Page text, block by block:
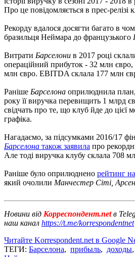
Про це повідомляється в прес-релізі
Рекорду вдалося досягти багато в
бразильця Неймара до французького
Витрати Барселони в 2017 році
операційний прибуток - 32 млн
млн євро. EBITDA склала 177 млн
Раніше Барселона оприлюднила план,
року її виручка перевищить 1 млрд
свідчать про те, що клуб йде до цієї
графіка.
Нагадаємо, за підсумками 2016/17
Барселона також заявила про
Але тоді виручка клубу склала 708
Раніше було оприлюднено рейтинг
який очолили Манчестер Сіті,
Новини від Корреспондент.netв
наш канал https://t.me/korrespondentnet
Читайте Korrespondent.net в Google
ТЕГИ: Барселона, прибыль, доходы,